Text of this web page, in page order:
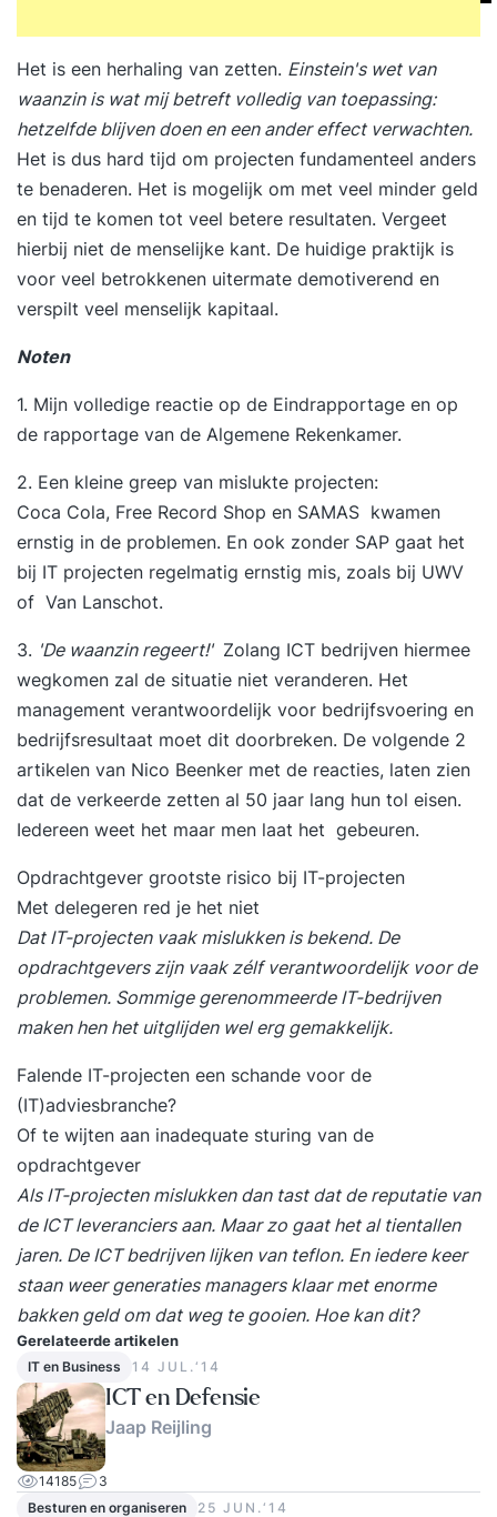
Het is een herhaling van zetten. Einstein's wet van
waanzin is wat mij betreft volledig van toepassing:
hetzelfde blijven doen en een ander effect verwachten.
Het is dus hard tijd om projecten fundamenteel anders
te benaderen. Het is mogelijk om met veel minder geld
en tijd te komen tot veel betere resultaten. Vergeet
hierbij niet de menselijke kant. De huidige praktijk is
voor veel betrokkenen uitermate demotiverend en
verspilt veel menselijk kapitaal.
Noten
1. Mijn volledige reactie op de Eindrapportage en op
de rapportage van de Algemene Rekenkamer.
2. Een kleine greep van mislukte projecten:
Coca Cola, Free Record Shop en SAMAS kwamen
ernstig in de problemen. En ook zonder SAP gaat het
bij IT projecten regelmatig ernstig mis, zoals bij UWV
of Van Lanschot.
3. 'De waanzin regeert!' Zolang ICT bedrijven hiermee
wegkomen zal de situatie niet veranderen. Het
management verantwoordelijk voor bedrijfsvoering en
bedrijfsresultaat moet dit doorbreken. De volgende 2
artikelen van Nico Beenker met de reacties, laten zien
dat de verkeerde zetten al 50 jaar lang hun tol eisen.
Iedereen weet het maar men laat het gebeuren.
Opdrachtgever grootste risico bij IT-projecten
Met delegeren red je het niet
Dat IT-projecten vaak mislukken is bekend. De
opdrachtgevers zijn vaak zélf verantwoordelijk voor de
problemen. Sommige gerenommeerde IT-bedrijven
maken hen het uitglijden wel erg gemakkelijk.
Falende IT-projecten een schande voor de
(IT)adviesbranche?
Of te wijten aan inadequate sturing van de
opdrachtgever
Als IT-projecten mislukken dan tast dat de reputatie van
de ICT leveranciers aan. Maar zo gaat het al tientallen
jaren. De ICT bedrijven lijken van teflon. En iedere keer
staan weer generaties managers klaar met enorme
bakken geld om dat weg te gooien. Hoe kan dit?
Gerelateerde artikelen
IT en Business 14 JUL.‘14
ICT en Defensie
Jaap Reijling
14185
3
Besturen en organiseren
25 JUN.‘14